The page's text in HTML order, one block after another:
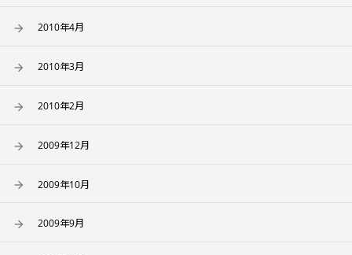
2010年4月
2010年3月
2010年2月
2009年12月
2009年10月
2009年9月